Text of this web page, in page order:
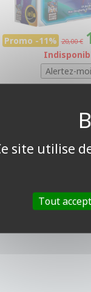
Promo -11% 20,00 €
site utilise
Tout